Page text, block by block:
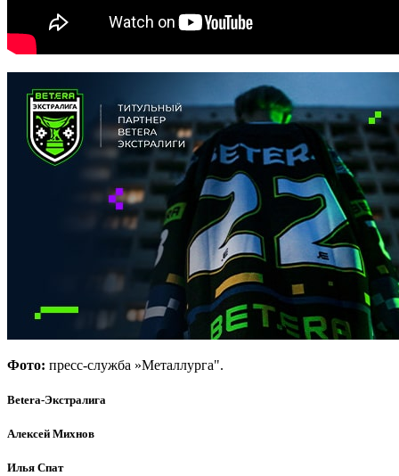
Фото: пресс-служба »Металлурга".
Betera-Экстралига
Алексей Михнов
Илья Спат